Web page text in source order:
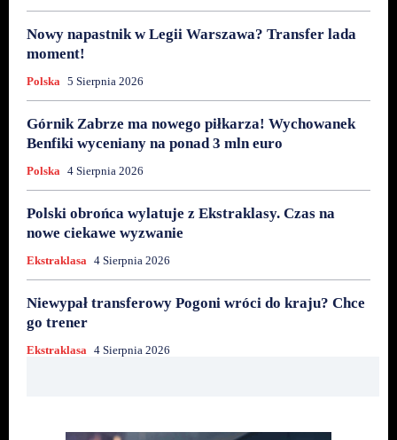
Nowy napastnik w Legii Warszawa? Transfer lada
moment!
Polska 5 Sierpnia 2026
Górnik Zabrze ma nowego piłkarza! Wychowanek
Benfiki wyceniany na ponad 3 mln euro
Polska 4 Sierpnia 2026
Polski obrońca wylatuje z Ekstraklasy. Czas na
nowe ciekawe wyzwanie
Ekstraklasa 4 Sierpnia 2026
Niewypał transferowy Pogoni wróci do kraju? Chce
go trener
Ekstraklasa 4 Sierpnia 2026